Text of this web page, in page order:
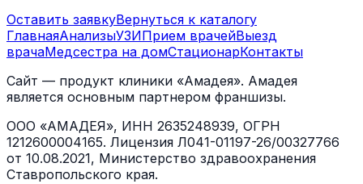
Оставить заявкуВернуться к каталогу
ГлавнаяАнализыУЗИПрием врачейВыезд
врачаМедсестра на домСтационарКонтакты
Сайт — продукт клиники «Амадея». Амадея
является основным партнером франшизы.
ООО «АМАДЕЯ», ИНН 2635248939, ОГРН
1212600004165. Лицензия Л041-01197-26/00327766
от 10.08.2021, Министерство здравоохранения
Ставропольского края.